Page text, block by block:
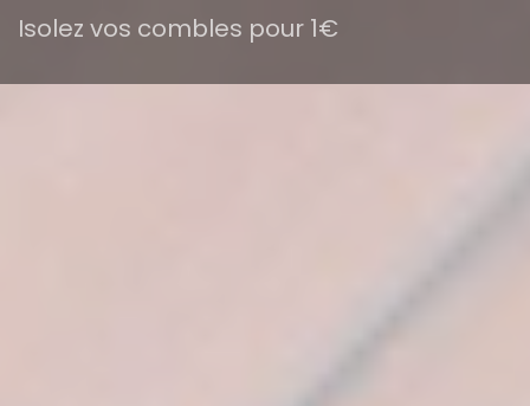
Isolez vos combles pour 1€